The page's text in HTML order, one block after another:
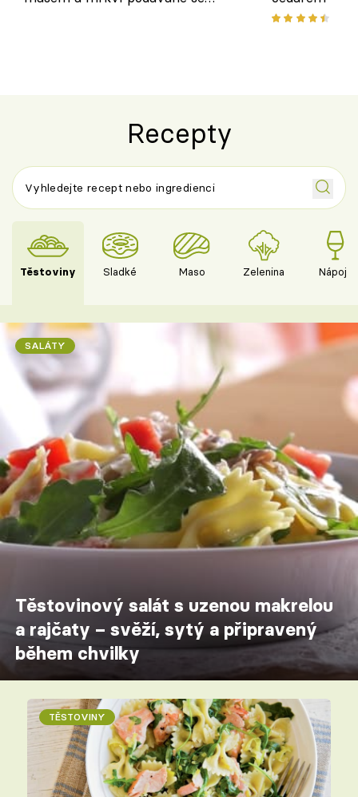
Recepty
Těstoviny Sladké Maso Zelenina Nápoje
SALÁTY
Těstovinový salát s uzenou makrelou
a rajčaty – svěží, sytý a připravený
během chvilky
TĚSTOVINY